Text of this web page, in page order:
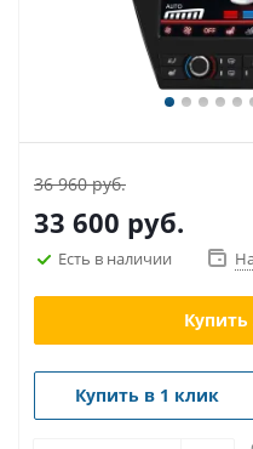
36 960 руб.
33 600 руб.
Есть в наличии
Купить
Купить в 1 клик